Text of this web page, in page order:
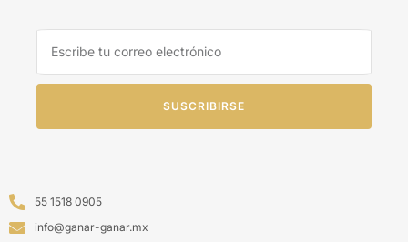
SUSCRIBIRSE
55 1518 0905
info@ganar-ganar.mx